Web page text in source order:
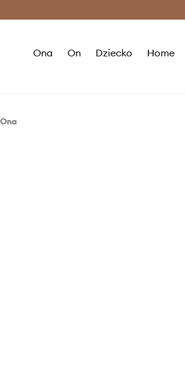
Ona On Dziecko Home
Ona